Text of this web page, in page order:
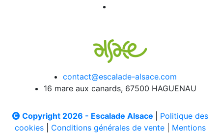
contact@escalade-alsace.com
16 mare aux canards, 67500 HAGUENAU
Copyright 2026 - Escalade Alsace
Politique des
cookies| Conditions générales de vente| Mentions